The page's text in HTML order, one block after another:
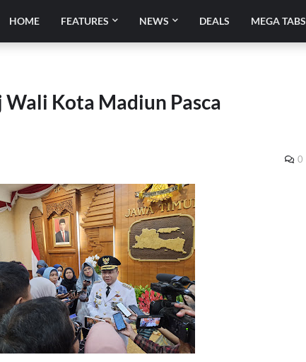
HOME FEATURES NEWS DEALS MEGA TABS
Wali Kota Madiun Pasca
0